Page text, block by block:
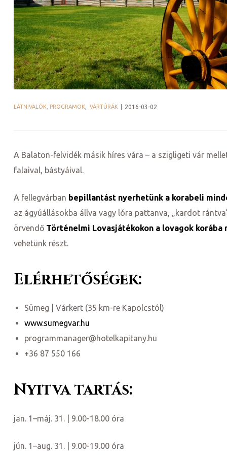
LÁTNIVALÓK, PROGRAMOK VÁRTÚRÁK 2016-03-02
A Balaton-felvidék másik híres vára – a szigligeti vár
falaival, bástyáival.
A fellegvárban bepillantást nyerhetünk a korabeli
az ágyúállásokba állva vagy lóra pattanva, „kardot
örvendő Történelmi Lovasjátékokon a lovagok korába
vehetünk részt.
Elérhetőségek:
Sümeg | Várkert (35 km-re Kapolcstól)
www.sumegvar.hu
programmanager@hotelkapitany.hu
+36 87 550 166
Nyitva tartás:
jan. 1–máj. 31. | 9.00-18.00 óra
jún. 1–aug. 31. | 9.00-19.00 óra